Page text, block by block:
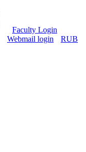
Faculty Login
Webmail login
RUB